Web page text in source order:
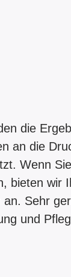
die
an die
Wenn
bieten wir
an. Sehr
und